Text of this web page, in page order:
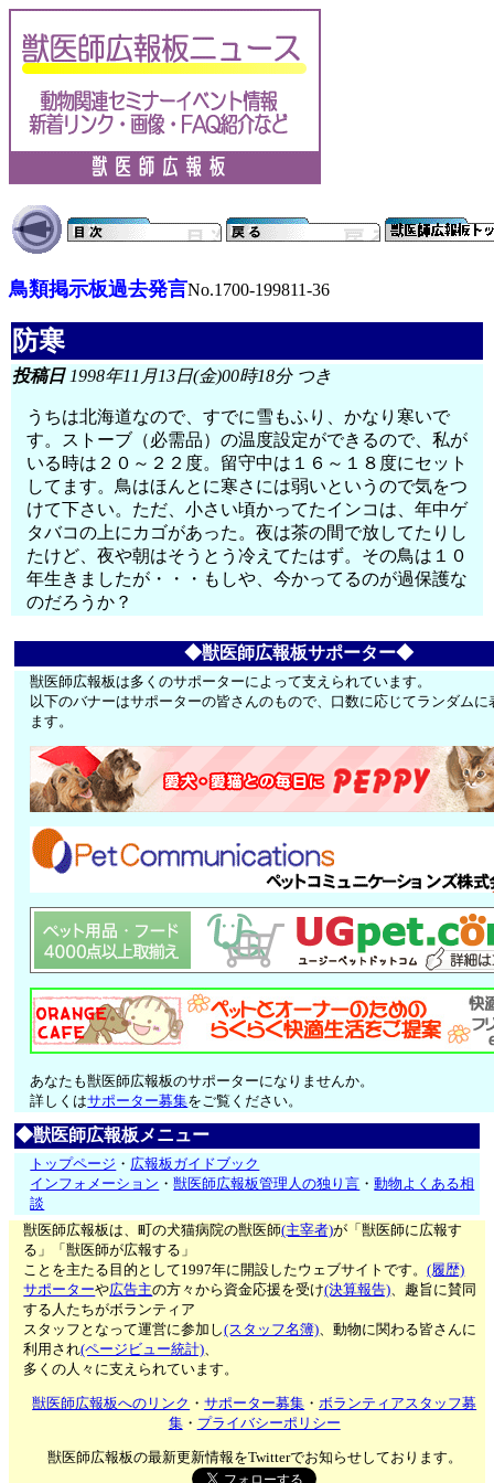
鳥類掲示板過去発言No.1700-199811-36
防寒
投稿日1998年11月13日(金)00時18分 つき
うちは北海道なので、すでに雪もふり、かなり寒いで
す。ストーブ（必需品）の温度設定ができるので、私が
いる時は２０～２２度。留守中は１６～１８度にセット
してます。鳥はほんとに寒さには弱いというので気をつ
けて下さい。ただ、小さい頃かってたインコは、年中ゲ
タバコの上にカゴがあった。夜は茶の間で放してたりし
たけど、夜や朝はそうとう冷えてたはず。その鳥は１０
年生きましたが・・・もしや、今かってるのが過保護な
のだろうか？
◆獣医師広報板サポーター◆
獣医師広報板は多くのサポーターによって支えられています。
以下のバナーはサポーターの皆さんのもので、口数に応じてランダムに
ます。
あなたも獣医師広報板のサポーターになりませんか。
詳しくはサポーター募集をご覧ください。
◆獣医師広報板メニュー
トップページ ・ 広報板ガイドブック
インフォメーション ・獣医師広報板管理人の独り言 ・動物よくある相
談
獣医師広報板は、町の犬猫病院の獣医師(主宰者)が「獣医師に広報す
る」「獣医師が広報する」
ことを主たる目的として1997年に開設したウェブサイトです。(履歴)
サポーターや広告主の方々から資金応援を受け(決算報告)、趣旨に賛同
する人たちがボランティア
スタッフとなって運営に参加し(スタッフ名簿)、動物に関わる皆さんに
利用され(ページビュー統計)、
多くの人々に支えられています。
獣医師広報板へのリンク ・サポーター募集 ・ボランティアスタッフ募
集・ プライバシーポリシー
獣医師広報板の最新更新情報をTwitterでお知らせしております。